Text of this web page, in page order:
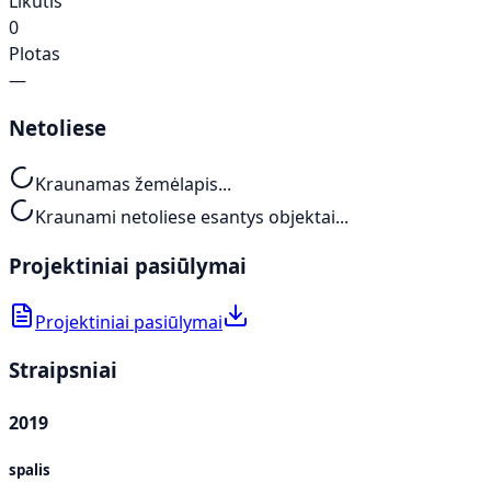
0
Plotas
—
Netoliese
Kraunamas žemėlapis...
Kraunami netoliese esantys objektai...
Projektiniai pasiūlymai
Projektiniai pasiūlymai
Straipsniai
2019
spalis